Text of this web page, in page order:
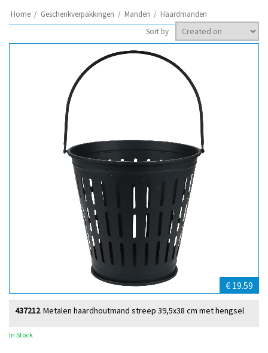
Home / Geschenkverpakkingen / Manden / Haardmanden
Sort by
€ 19.59
Metalen haardhoutmand streep 39,5x38 cm met hengsel
437212
In Stock